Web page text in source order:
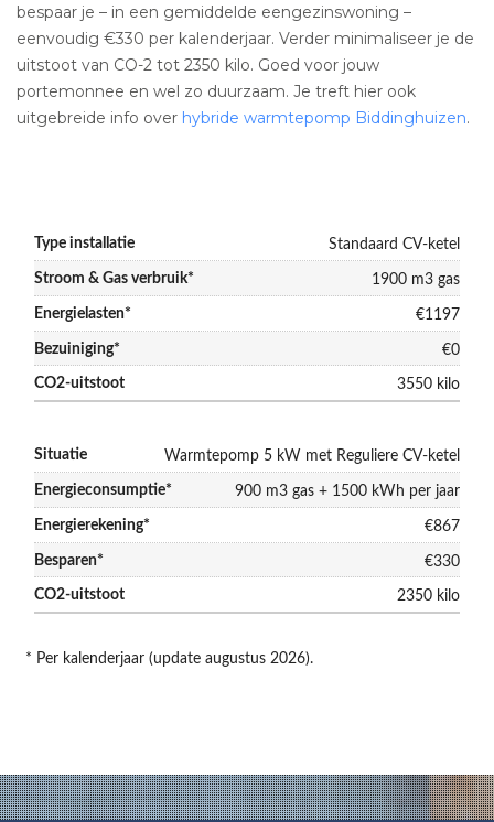
bespaar je – in een gemiddelde eengezinswoning –
eenvoudig €330 per kalenderjaar. Verder minimaliseer je de
uitstoot van CO-2 tot 2350 kilo. Goed voor jouw
portemonnee en wel zo duurzaam. Je treft hier ook
uitgebreide info over hybride warmtepomp Biddinghuizen.
Standaard CV-ketel
1900 m3 gas
€1197
€0
3550 kilo
Warmtepomp 5 kW met Reguliere CV-ketel
900 m3 gas + 1500 kWh per jaar
€867
€330
2350 kilo
* Per kalenderjaar (update augustus 2026).